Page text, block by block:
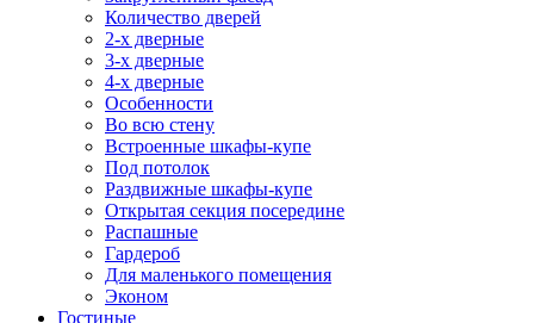
Количество дверей
2-х дверные
3-х дверные
4-х дверные
Особенности
Во всю стену
Встроенные шкафы-купе
Под потолок
Раздвижные шкафы-купе
Открытая секция посередине
Распашные
Гардероб
Для маленького помещения
Эконом
Гостиные